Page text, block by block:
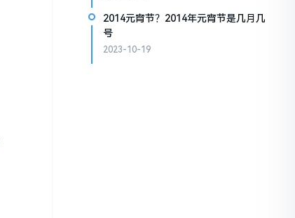
2014元宵节？2014年元宵节是几月几
号
2023-10-19